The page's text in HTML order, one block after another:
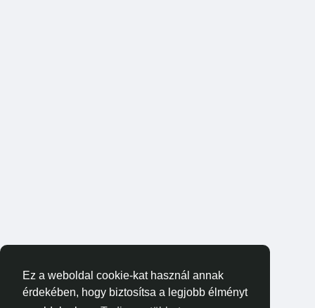
Ez a weboldal cookie-kat használ annak
érdekében, hogy biztosítsa a legjobb élményt